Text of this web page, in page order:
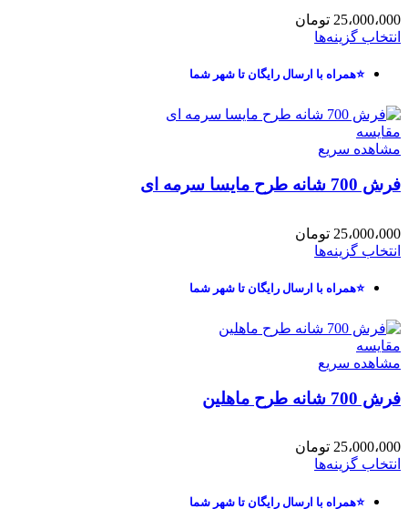
25،000،000 تومان
انتخاب گزینه‌ها
⭐همراه با ارسال رایگان تا شهر شما
مقایسه
مشاهده سریع
فرش 700 شانه طرح مایسا سرمه ای
25،000،000 تومان
انتخاب گزینه‌ها
⭐همراه با ارسال رایگان تا شهر شما
مقایسه
مشاهده سریع
فرش 700 شانه طرح ماهلین
25،000،000 تومان
انتخاب گزینه‌ها
⭐همراه با ارسال رایگان تا شهر شما